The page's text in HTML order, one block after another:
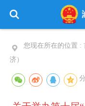
您现在所在的位置 :
济）